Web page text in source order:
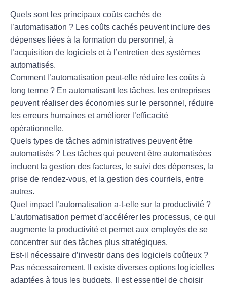
Quels sont les principaux coûts cachés de
l’automatisation ? Les coûts cachés peuvent inclure des
dépenses liées à la formation du personnel, à
l’acquisition de logiciels et à l’entretien des systèmes
automatisés.
Comment l’automatisation peut-elle réduire les coûts à
long terme ? En automatisant les tâches, les entreprises
peuvent réaliser des économies sur le personnel, réduire
les erreurs humaines et améliorer l’efficacité
opérationnelle.
Quels types de tâches administratives peuvent être
automatisés ? Les tâches qui peuvent être automatisées
incluent la gestion des factures, le suivi des dépenses, la
prise de rendez-vous, et la gestion des courriels, entre
autres.
Quel impact l’automatisation a-t-elle sur la productivité ?
L’automatisation permet d’accélérer les processus, ce qui
augmente la productivité et permet aux employés de se
concentrer sur des tâches plus stratégiques.
Est-il nécessaire d’investir dans des logiciels coûteux ?
Pas nécessairement. Il existe diverses options logicielles
adaptées à tous les budgets. Il est essentiel de choisir